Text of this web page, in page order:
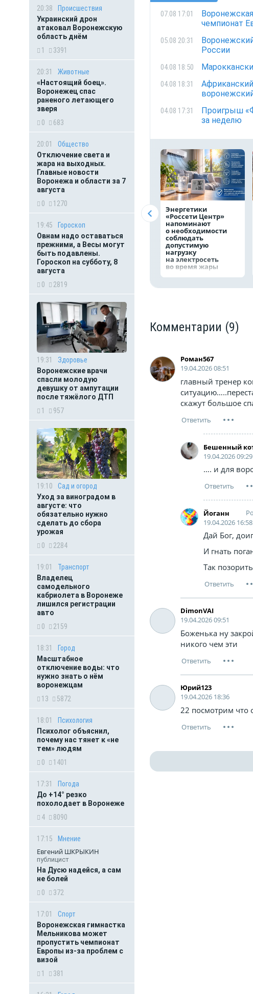
20:38
Происшествия
Украинский дрон
атаковал Воронежскую
область днём
1
3391
20:31
Животные
«Настоящий боец».
Воронежец спас
раненого летающего
зверя
0
683
20:01
Общество
Отключение света и
жара на выходных.
Главные новости
Воронежа и области за 7
августа
0
1270
19:45
Гороскоп
Овнам надо оставаться
прежними, а Весы могут
быть подавлены.
Гороскоп на субботу, 8
августа
0
2819
19:31
Здоровье
Воронежские врачи
спасли молодую
девушку от ампутации
после тяжёлого ДТП
1
957
19:10
Сад и огород
Уход за виноградом в
августе: что
обязательно нужно
сделать до сбора
урожая
0
2284
19:01
Транспорт
Владелец
самодельного
кабриолета в Воронеже
лишился регистрации
авто
0
2159
18:31
Город
Масштабное
отключение воды: что
нужно знать о нём
воронежцам
13
5872
18:01
Психология
Психолог объяснил,
почему нас тянет к «не
тем» людям
0
1401
17:31
Погода
До +14° резко
похолодает в Воронеже
4
8090
17:15 Мнение
Евгений ШКРЫКИН
публицист
На Дусю надейся, а сам
не болей
0
372
17:01
Спорт
Воронежская гимнастка
Мельникова может
пропустить чемпионат
Европы из-за проблем с
визой
1
381
07.08 17:01
чемпионат
05.08 20:31
России
04.08 18:50
04.08 18:31
04.08 17:31
Проигрыш
за неделю
Энергетики
«Россети Центр»
напоминают
о необходимости
соблюдать
допустимую
нагрузку
на электросеть
во время жары
Комментарии (9)
Роман567
19.04.2026 08:51
главный тренер
скажут большое
Бешенный
19.04.2026 09:29
…. и для
Йоганн
19.04.2026 16:58
Дай Бог,
И гнать
Так
DimonVAI
19.04.2026 09:51
Боженька ну
никого чем эти
Юрий123
19.04.2026 18:36
22 посмотрим что